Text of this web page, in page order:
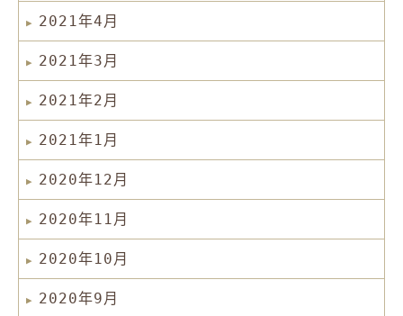
2021年4月
2021年3月
2021年2月
2021年1月
2020年12月
2020年11月
2020年10月
2020年9月